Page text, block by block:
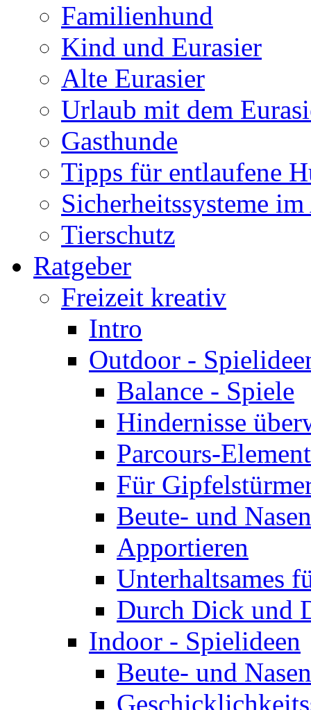
Familienhund
Kind und Eurasier
Alte Eurasier
Urlaub mit dem
Gasthunde
Tipps für entlaufene
Sicherheitssysteme
Tierschutz
Ratgeber
Freizeit kreativ
Intro
Outdoor -
Balance - Spiele
Hindernisse
Parcours-
Für
Beute- und
Apportieren
Unterhaltsames
Durch Dick und
Indoor - Spielideen
Beute- und